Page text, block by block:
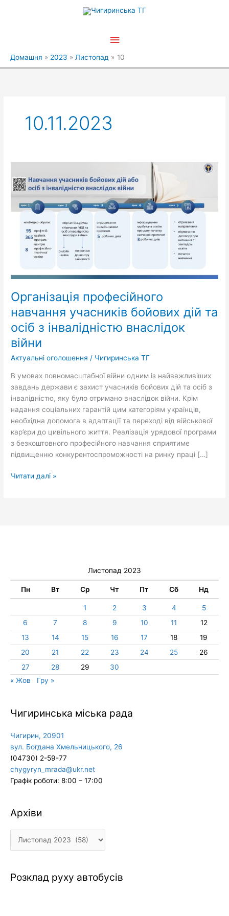
Головне
Домашня 2023 Листопад 10
10.11.2023
Організація професійного
навчання учасників бойових дій та
осіб з інвалідністю внаслідок
війни
Актуальні оголошення / Чигиринська ТГ
В умовах повномасштабної війни одним із найважливіших
завдань держави є захист учасників бойових дій та осіб з
інвалідністю, яку було отримано внаслідок війни. Крім
надання соціальних гарантій цим категоріям українців,
необхідна допомога в адаптації та переході від військової
кар’єри до цивільного життя. Реалізація урядової програми
з безкоштовного професійного навчання сприятиме
підвищенню конкурентоспроможності на ринку праці […]
професійного
навчання
учасників
бойових
внаслідок
війни
Читати далі »
Листопад 2023
Пн Вт Ср Чт Пт Сб Нд
1 2 3 4
5
6
7 8 9 10 11
12
13
14 15 16 17 18
19
20
21 22 23 24 25
26
27
28 29
30
« Жов
Гру »
Чигиринська міська рада
Чигирин, 20901
вул. Богдана Хмельницького, 26
(04730) 2-59-77
chygyryn_mrada@ukr.net
Графік роботи: 8:00 – 17:00
Архіви
Архіви
Розклад руху автобусів